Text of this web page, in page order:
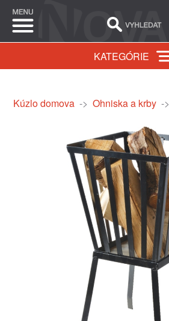
KATEGÓRIE
Kúzlo domova-> Ohniska a krby->